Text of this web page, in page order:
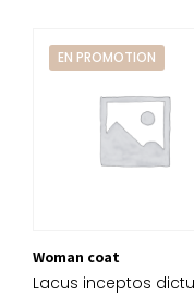
EN PROMOTION
Woman coat
Lacus inceptos